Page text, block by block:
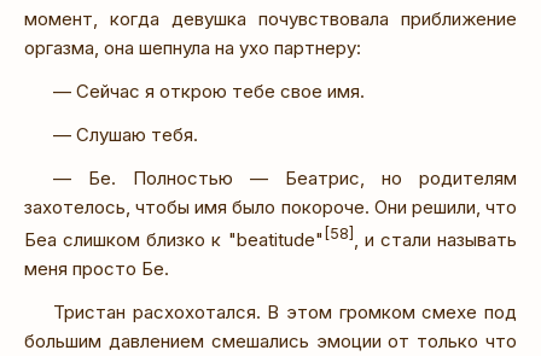
момент, когда девушка почувствовала приближение
оргазма, она шепнула на ухо партнеру:
— Сейчас я открою тебе свое имя.
— Слушаю тебя.
— Бе. Полностью — Беатрис, но родителям
захотелось, чтобы имя было покороче. Они решили, что
Беа слишком близко к "beatitude" [58]
, и стали называть
меня просто Бе.
Тристан расхохотался. В этом громком смехе под
большим давлением смешались эмоции от только что